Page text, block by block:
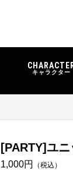
キャラクター
[PARTY]ユ
1,000円 （税込）